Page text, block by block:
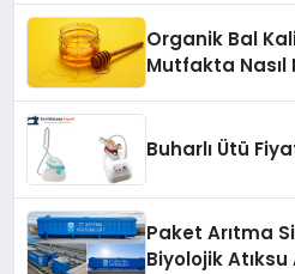
Organik Bal
Mutfakta Nasıl
Buharlı Ütü
Paket Arıtma
Biyolojik